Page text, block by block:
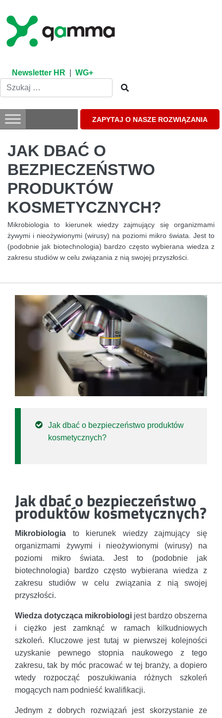
content
Newsletter HR WG+
ZAPYTAJ O NASZE ROZWIĄZANIA
JAK DBAĆ O
BEZPIECZEŃSTWO
PRODUKTÓW
KOSMETYCZNYCH?
Mikrobiologia to kierunek wiedzy zajmujący się organizmami
żywymi i nieożywionymi (wirusy) na poziomi mikro świata. Jest to
(podobnie jak biotechnologia) bardzo często wybierana wiedza z
zakresu studiów w celu związania z nią swojej przyszłości.
Jak dbać o bezpieczeństwo produktów
kosmetycznych?
Jak dbać o bezpieczeństwo
produktów kosmetycznych?
Mikrobiologia to kierunek wiedzy zajmujący się
organizmami żywymi i nieożywionymi (wirusy) na
poziomi mikro świata. Jest to (podobnie jak
biotechnologia) bardzo często wybierana wiedza z
zakresu studiów w celu związania z nią swojej
przyszłości.
Wiedza dotycząca mikrobiologi jest bardzo obszerna
i ciężko jest zamknąć w ramach kilkudniowych
szkoleń. Kluczowe jest tutaj w pierwszej kolejności
uzyskanie pewnego stopnia naukowego z tego
zakresu, tak by móc pracować w tej branży, a dopiero
wtedy rozpocząć poszukiwania różnych szkoleń
mogących nam podnieść kwalifikacji.
Jednym z dobrych rozwiązań jest skorzystanie ze